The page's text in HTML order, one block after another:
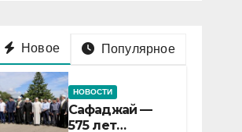
Новое Популярное
НОВОСТИ
Сафаджай —
575 лет